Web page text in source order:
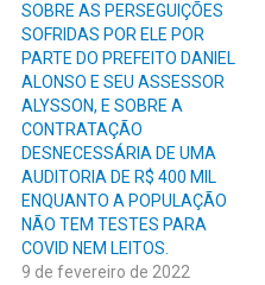
SOBRE AS PERSEGUIÇÕES
SOFRIDAS POR ELE POR
PARTE DO PREFEITO DANIEL
ALONSO E SEU ASSESSOR
ALYSSON, E SOBRE A
CONTRATAÇÃO
DESNECESSÁRIA DE UMA
AUDITORIA DE R$ 400 MIL
ENQUANTO A POPULAÇÃO
NÃO TEM TESTES PARA
COVID NEM LEITOS.
9 de fevereiro de 2022